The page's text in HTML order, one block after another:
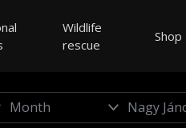
Wildlife
rescue
Shop